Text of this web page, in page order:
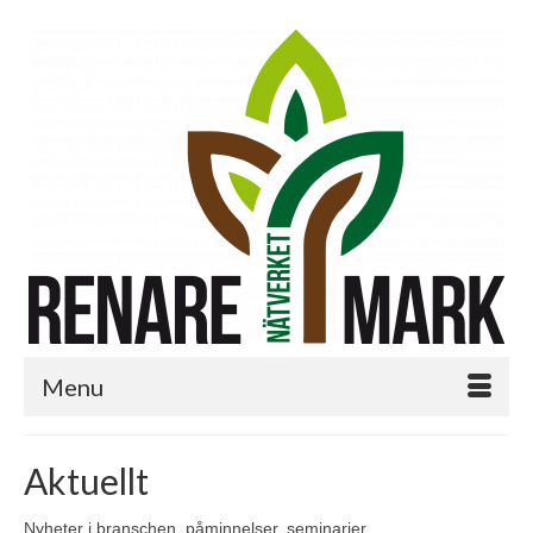
Menu
Aktuellt
Nyheter i branschen, påminnelser, seminarier